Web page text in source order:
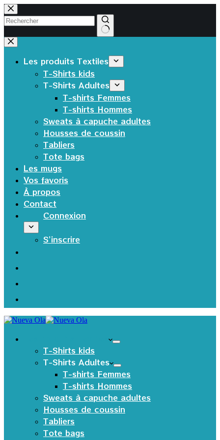
Passer
au
contenu
Aucun
résultat
Les produits Textiles
T-Shirts kids
T-Shirts Adultes
T-shirts Femmes
T-shirts Hommes
Sweats à capuche adultes
Housses de coussin
Tabliers
Tote bags
Les mugs
Vos favoris
À propos
Contact
Connexion
S’inscrire
T-Shirts kids
T-Shirts Adultes
T-shirts Femmes
T-shirts Hommes
Sweats à capuche adultes
Housses de coussin
Tabliers
Tote bags